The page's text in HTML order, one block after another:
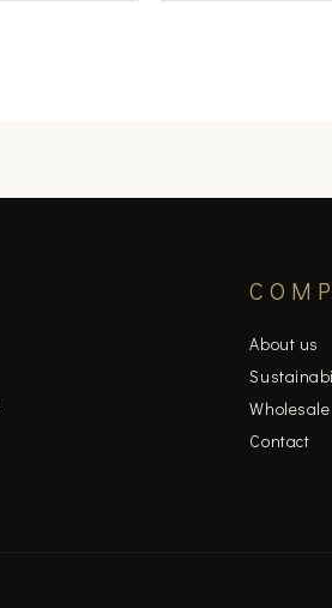
About us
Wholesale
Contact